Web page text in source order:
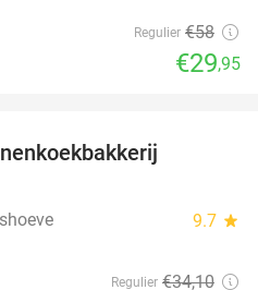
Regulier €58
€29,95
9.7 star
Regulier €34,10